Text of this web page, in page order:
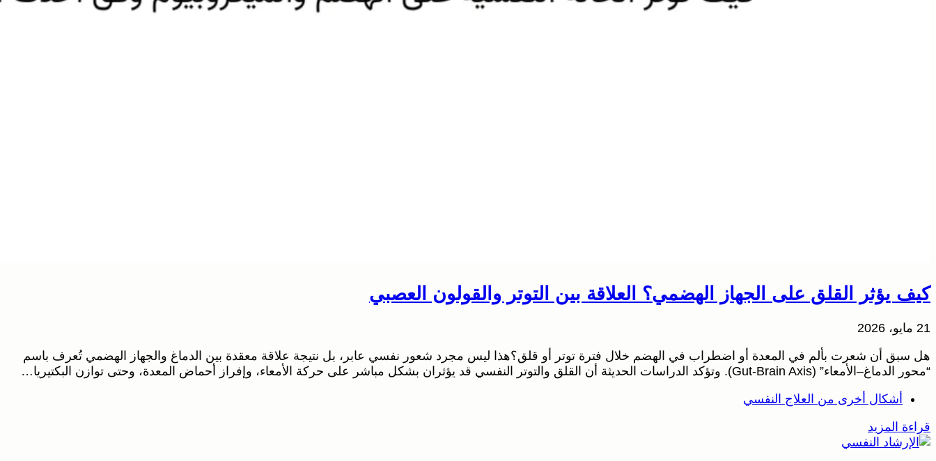
كيف يؤثر القلق على الجهاز الهضمي؟ العلاقة بين التوتر والقولون العصبي
21 مايو، 2026
هل سبق أن شعرت بألم في المعدة أو اضطراب في الهضم خلال فترة توتر أو قلق؟هذا ليس مجرد شعور نفسي عابر، بل نتيجة علاقة معقدة بين الدماغ والجهاز الهضمي تُعرف باسم
“محور الدماغ–الأمعاء” (Gut-Brain Axis). وتؤكد الدراسات الحديثة أن القلق والتوتر النفسي قد يؤثران بشكل مباشر على حركة الأمعاء، وإفراز أحماض المعدة، وحتى توازن البكتيريا…
أشكال أخرى من العلاج النفسي
قراءة المزيد